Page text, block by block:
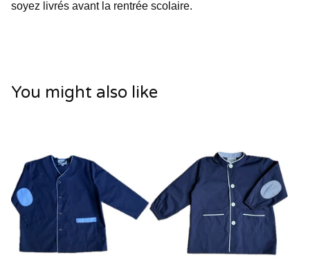
soyez livrés avant la rentrée scolaire.
You might also like